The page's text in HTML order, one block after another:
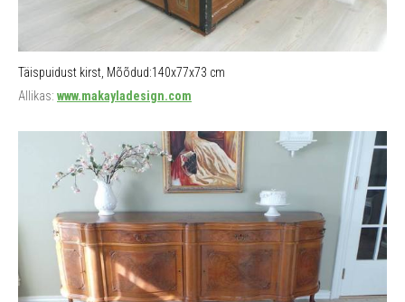
Täispuidust kirst, Mõõdud:140x77x73 cm
Allikas: www.makayladesign.com